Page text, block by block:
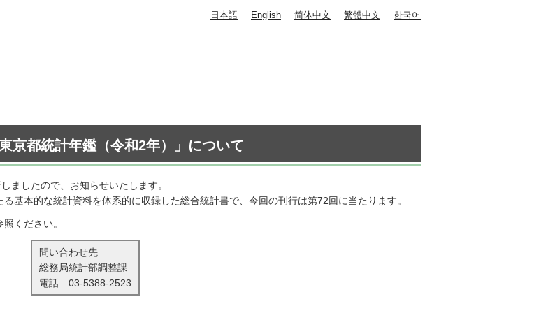
日本語 English 简体中文 繁體中文 한국어
京都統計年鑑（令和2年）」について
したので、お知らせいたします。
基本的な統計資料を体系的に収録した総合統計書で、今回の刊行は第72回に当たります。
照ください。
問い合わせ先
総務局統計部調整課
電話 03-5388-2523